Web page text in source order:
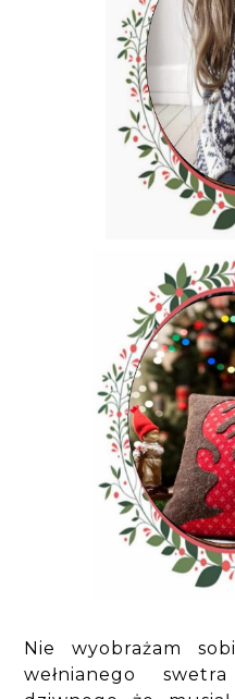
Nie wyobrażam
wełnianego